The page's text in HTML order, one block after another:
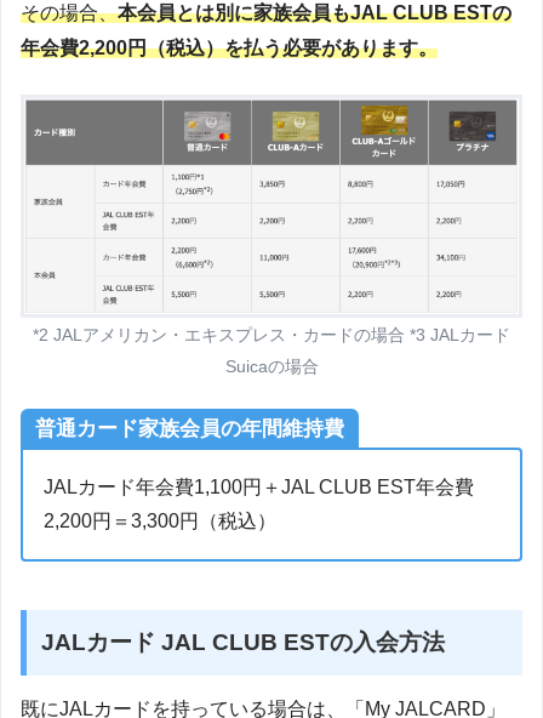
その場合、本会員とは別に家族会員もJAL CLUB ESTの
年会費2,200円（税込）を払う必要があります。
*2 JALアメリカン・エキスプレス・カードの場合 *3 JALカード
Suicaの場合
普通カード家族会員の年間維持費
JALカード年会費1,100円＋JAL CLUB EST年会費
2,200円＝3,300円（税込）
JALカード JAL CLUB ESTの入会方法
既にJALカードを持っている場合は、「My JALCARD」